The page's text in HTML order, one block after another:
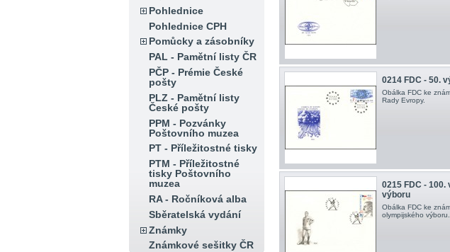
Pohlednice
Pohlednice CPH
Pomůcky a zásobníky
PAL - Pamětní listy ČR
PČP - Prémie České
pošty
PLZ - Pamětní listy
České pošty
PPM - Pozvánky
Poštovního muzea
PT - Příležitostné tisky
PTM - Příležitostné
tisky Poštovního
muzea
RA - Ročníková alba
Sběratelská vydání
Známky
Známkové sešitky ČR
0214 FDC - 50.
Obálka FDC ke
Rady Evropy .
0215 FDC -
výboru
Obálka FDC ke
olympijského výboru .